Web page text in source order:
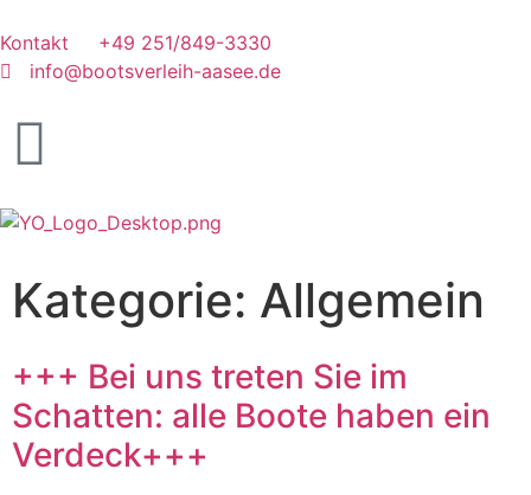
Kontakt
+49 251/849-3330
info@bootsverleih-aasee.de
Kategorie: Allgemein
+++ Bei uns treten Sie im
Schatten: alle Boote haben ein
Verdeck+++